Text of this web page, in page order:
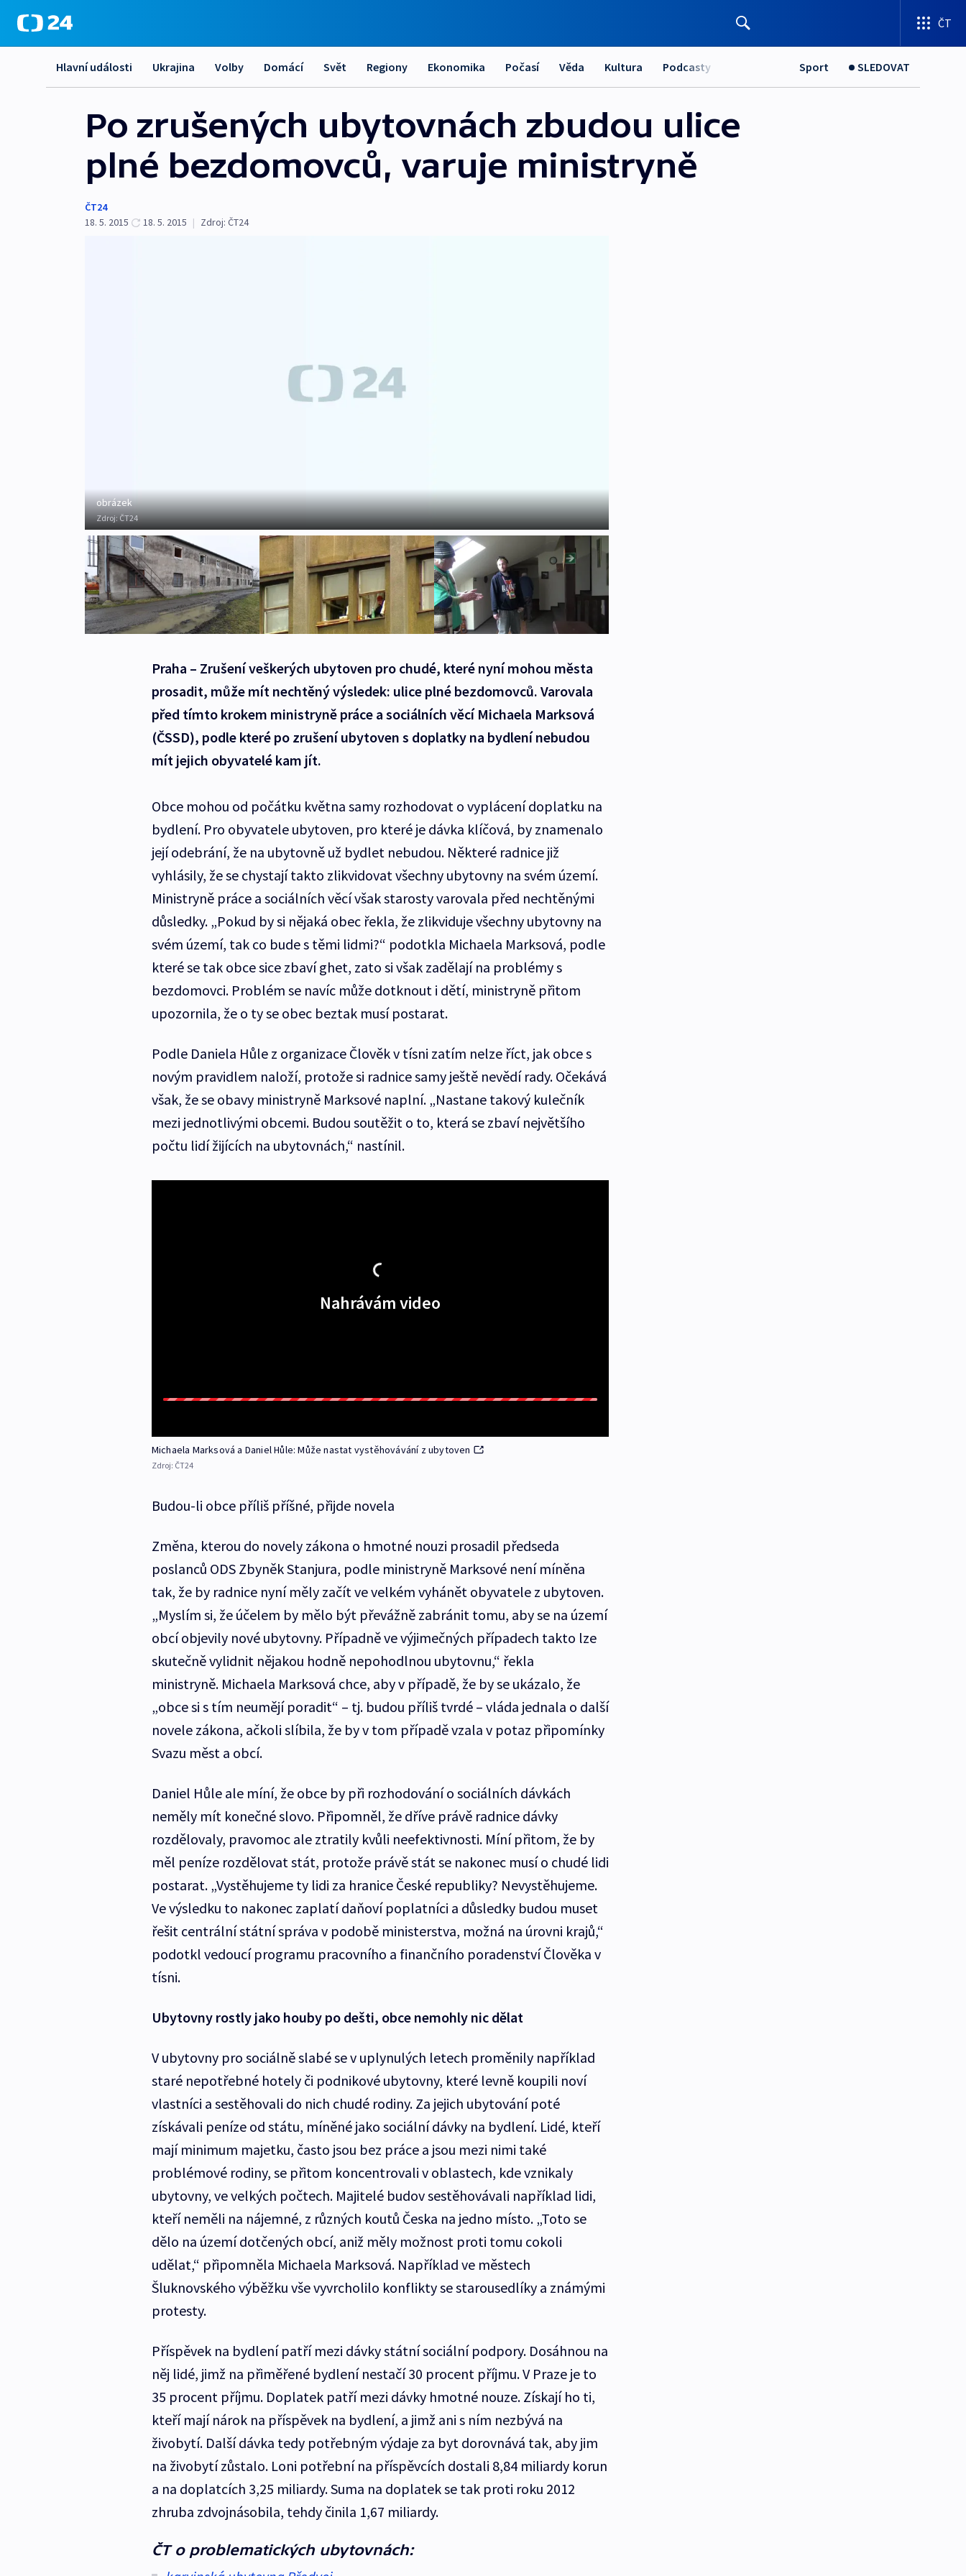
ČT
Hlavní události Ukrajina Volby Domácí Svět Regiony Ekonomika Počasí Věda Kultura Podcasty Sport SLEDOVAT
Po zrušených ubytovnách zbudou ulice
plné bezdomovců, varuje ministryně
ČT24
18. 5. 2015
18. 5. 2015 | Zdroj: ČT24
obrázek
Zdroj:ČT24
Praha – Zrušení veškerých ubytoven pro chudé, které nyní mohou města
prosadit, může mít nechtěný výsledek: ulice plné bezdomovců. Varovala
před tímto krokem ministryně práce a sociálních věcí Michaela Marksová
(ČSSD), podle které po zrušení ubytoven s doplatky na bydlení nebudou
mít jejich obyvatelé kam jít.
Obce mohou od počátku května samy rozhodovat o vyplácení doplatku na
bydlení. Pro obyvatele ubytoven, pro které je dávka klíčová, by znamenalo
její odebrání, že na ubytovně už bydlet nebudou. Některé radnice již
vyhlásily, že se chystají takto zlikvidovat všechny ubytovny na svém území.
Ministryně práce a sociálních věcí však starosty varovala před nechtěnými
důsledky. „Pokud by si nějaká obec řekla, že zlikviduje všechny ubytovny na
svém území, tak co bude s těmi lidmi?“ podotkla Michaela Marksová, podle
které se tak obce sice zbaví ghet, zato si však zadělají na problémy s
bezdomovci. Problém se navíc může dotknout i dětí, ministryně přitom
upozornila, že o ty se obec beztak musí postarat.
Podle Daniela Hůle z organizace Člověk v tísni zatím nelze říct, jak obce s
novým pravidlem naloží, protože si radnice samy ještě nevědí rady. Očekává
však, že se obavy ministryně Marksové naplní. „Nastane takový kulečník
mezi jednotlivými obcemi. Budou soutěžit o to, která se zbaví největšího
počtu lidí žijících na ubytovnách,“ nastínil.
Nahrávám video
Michaela Marksová a Daniel Hůle: Může nastat vystěhovávání z ubytoven
Zdroj: ČT24
Budou-li obce příliš příšné, přijde novela
Změna, kterou do novely zákona o hmotné nouzi prosadil předseda
poslanců ODS Zbyněk Stanjura, podle ministryně Marksové není míněna
tak, že by radnice nyní měly začít ve velkém vyhánět obyvatele z ubytoven.
„Myslím si, že účelem by mělo být převážně zabránit tomu, aby se na území
obcí objevily nové ubytovny. Případně ve výjimečných případech takto lze
skutečně vylidnit nějakou hodně nepohodlnou ubytovnu,“ řekla
ministryně. Michaela Marksová chce, aby v případě, že by se ukázalo, že
„obce si s tím neumějí poradit“ – tj. budou příliš tvrdé – vláda jednala o další
novele zákona, ačkoli slíbila, že by v tom případě vzala v potaz připomínky
Svazu měst a obcí.
Daniel Hůle ale míní, že obce by při rozhodování o sociálních dávkách
neměly mít konečné slovo. Připomněl, že dříve právě radnice dávky
rozdělovaly, pravomoc ale ztratily kvůli neefektivnosti. Míní přitom, že by
měl peníze rozdělovat stát, protože právě stát se nakonec musí o chudé lidi
postarat. „Vystěhujeme ty lidi za hranice České republiky? Nevystěhujeme.
Ve výsledku to nakonec zaplatí daňoví poplatníci a důsledky budou muset
řešit centrální státní správa v podobě ministerstva, možná na úrovni krajů,“
podotkl vedoucí programu pracovního a finančního poradenství Člověka v
tísni.
Ubytovny rostly jako houby po dešti, obce nemohly nic dělat
V ubytovny pro sociálně slabé se v uplynulých letech proměnily například
staré nepotřebné hotely či podnikové ubytovny, které levně koupili noví
vlastníci a sestěhovali do nich chudé rodiny. Za jejich ubytování poté
získávali peníze od státu, míněné jako sociální dávky na bydlení. Lidé, kteří
mají minimum majetku, často jsou bez práce a jsou mezi nimi také
problémové rodiny, se přitom koncentrovali v oblastech, kde vznikaly
ubytovny, ve velkých počtech. Majitelé budov sestěhovávali například lidi,
kteří neměli na nájemné, z různých koutů Česka na jedno místo. „Toto se
dělo na území dotčených obcí, aniž měly možnost proti tomu cokoli
udělat,“ připomněla Michaela Marksová. Například ve městech
Šluknovského výběžku vše vyvrcholilo konflikty se starousedlíky a známými
protesty.
Příspěvek na bydlení patří mezi dávky státní sociální podpory. Dosáhnou na
něj lidé, jimž na přiměřené bydlení nestačí 30 procent příjmu. V Praze je to
35 procent příjmu. Doplatek patří mezi dávky hmotné nouze. Získají ho ti,
kteří mají nárok na příspěvek na bydlení, a jimž ani s ním nezbývá na
živobytí. Další dávka tedy potřebným výdaje za byt dorovnává tak, aby jim
na živobytí zůstalo. Loni potřební na příspěvcích dostali 8,84 miliardy korun
a na doplatcích 3,25 miliardy. Suma na doplatek se tak proti roku 2012
zhruba zdvojnásobila, tehdy činila 1,67 miliardy.
ČT o problematických ubytovnách: